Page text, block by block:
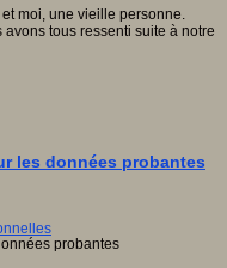
moi, une vieille personne.
avons tous ressenti suite à notre
les données probantes